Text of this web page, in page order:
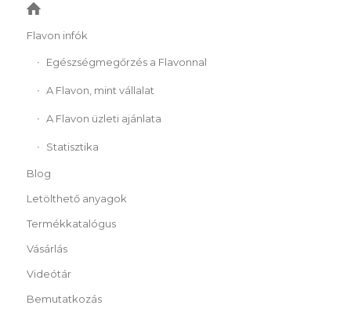
Flavon infók
Egészségmegőrzés a Flavonnal
A Flavon, mint vállalat
A Flavon üzleti ajánlata
Statisztika
Blog
Letölthető anyagok
Termékkatalógus
Vásárlás
Videótár
Bemutatkozás